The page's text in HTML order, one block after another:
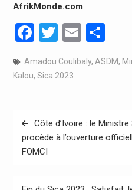
AfrikMonde.com
Facebook
Twitter
Email
Amadou Coulibaly, ASDM,
Kalou, Sica 2023
Navigation
de
l’article
Côte d’Ivoire : le
procède à l’ouverture
FOMCI